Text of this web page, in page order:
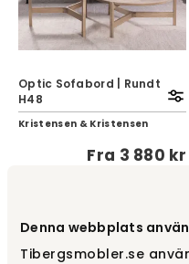
Denna webbplats
Tibergsmobler.se
Optic Sofabord | Rundt
H48
Kristensen & Kristensen
Fra 3 880 kr